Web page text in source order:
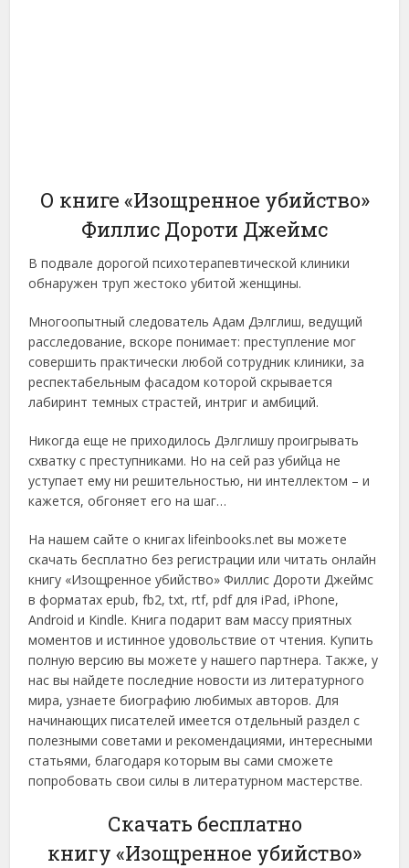
О книге «Изощренное убийство»
Филлис Дороти Джеймс
В подвале дорогой психотерапевтической клиники
обнаружен труп жестоко убитой женщины.
Многоопытный следователь Адам Дэлглиш, ведущий
расследование, вскоре понимает: преступление мог
совершить практически любой сотрудник клиники, за
респектабельным фасадом которой скрывается
лабиринт темных страстей, интриг и амбиций.
Никогда еще не приходилось Дэлглишу проигрывать
схватку с преступниками. Но на сей раз убийца не
уступает ему ни решительностью, ни интеллектом – и
кажется, обгоняет его на шаг…
На нашем сайте о книгах lifeinbooks.net вы можете
скачать бесплатно без регистрации или читать онлайн
книгу «Изощренное убийство» Филлис Дороти Джеймс
в форматах epub, fb2, txt, rtf, pdf для iPad, iPhone,
Android и Kindle. Книга подарит вам массу приятных
моментов и истинное удовольствие от чтения. Купить
полную версию вы можете у нашего партнера. Также, у
нас вы найдете последние новости из литературного
мира, узнаете биографию любимых авторов. Для
начинающих писателей имеется отдельный раздел с
полезными советами и рекомендациями, интересными
статьями, благодаря которым вы сами сможете
попробовать свои силы в литературном мастерстве.
Скачать бесплатно
книгу «Изощренное убийство»